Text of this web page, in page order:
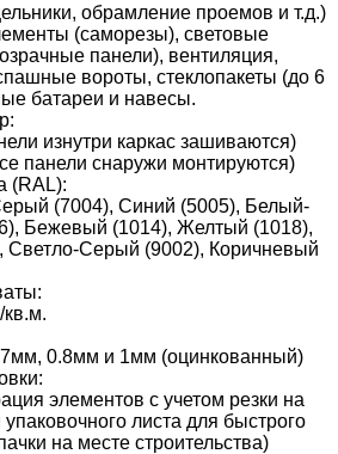
обрамление проемов и т.д.)
(саморезы), световые
панели), вентиляция,
вороты, стеклопакеты (до 6
батареи и навесы.
изнутри каркас зашиваются)
панели снаружи монтируются)
(RAL):
(7004), Синий (5005), Белый-
Бежевый (1014), Желтый (1018),
Светло-Серый (9002), Коричневый
кв.м.
0.8мм и 1мм (оцинкованный)
элементов с учетом резки на
листа для быстрого
на месте строительства)